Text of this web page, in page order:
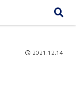
2021.12.14